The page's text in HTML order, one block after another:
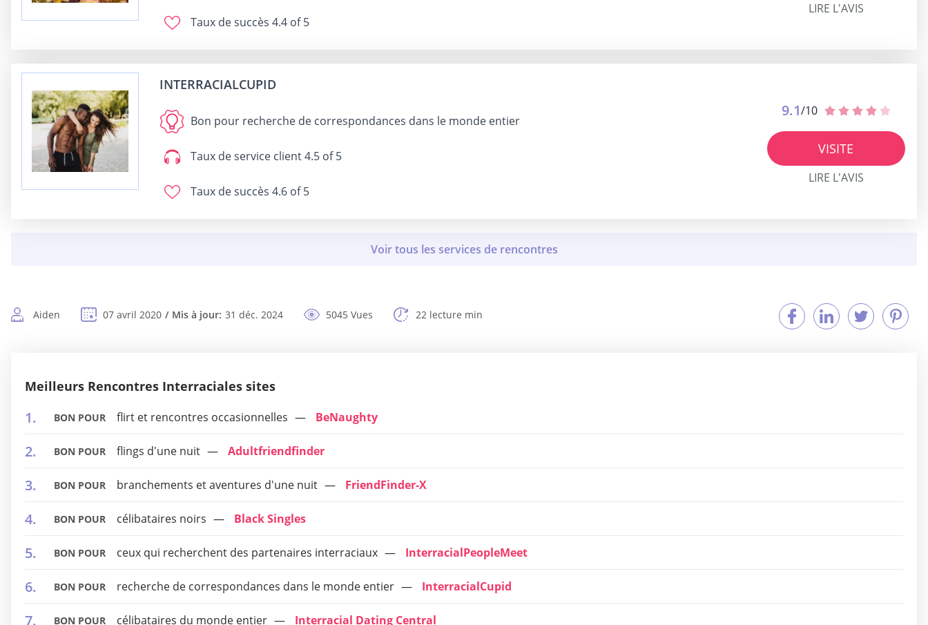
Taux de succès 4.4 of 5
LIRE L'AVIS
INTERRACIALCUPID
Bon pour recherche de correspondances dans le monde entier
Taux de service client4.5 of 5
Taux de succès 4.6 of 5
9.1/10
VISITE
LIRE L'AVIS
Aiden 07 avril 2020 Mis à jour: 31 déc. 2024 5045 Vues 22 lecture min
Meilleurs Rencontres Interraciales sites
BON POUR flirt et rencontres occasionnelles BeNaughty
BON POUR flings d'une nuit Adultfriendfinder
BON POUR branchements et aventures d'une nuit FriendFinder-X
BON POUR célibataires noirs Black Singles
BON POUR ceux qui recherchent des partenaires interraciaux InterracialPeopleMeet
BON POUR recherche de correspondances dans le monde entier InterracialCupid
BON POUR célibataires du monde entier Interracial Dating Central